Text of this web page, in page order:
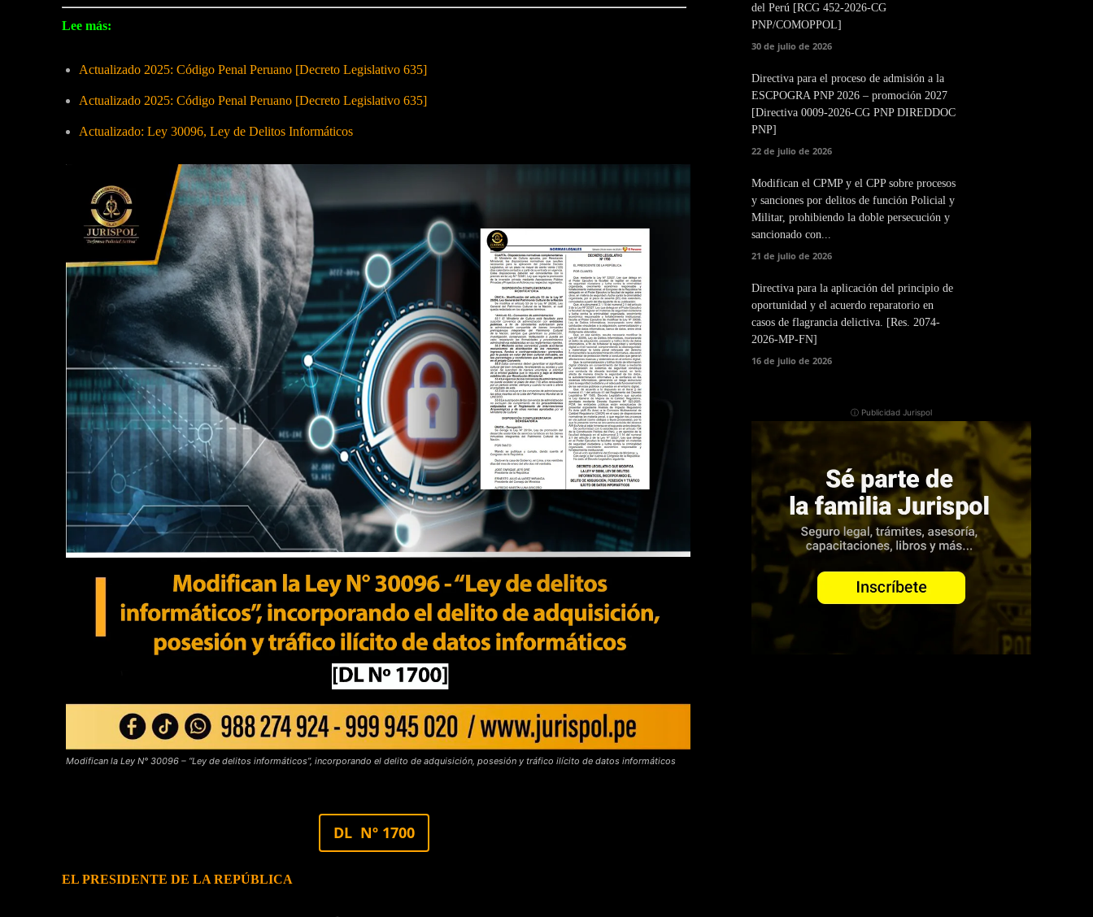
Lee más:
Actualizado 2025: Código Penal Peruano [Decreto Legislativo 635]
Actualizado 2025: Código Penal Peruano [Decreto Legislativo 635]
Actualizado: Ley 30096, Ley de Delitos Informáticos
Modifican la Ley N° 30096 – “Ley de delitos informáticos”, incorporando el delito de adquisición, posesión y tráfico ilícito de datos informáticos
DL Nº 1700
EL PRESIDENTE DE LA REPÚBLICA
del Perú [RCG 452-2026-CG
PNP/COMOPPOL]
30 de julio de 2026
Directiva para el proceso de admisión a la
ESCPOGRA PNP 2026 – promoción 2027
[Directiva 0009-2026-CG PNP DIREDDOC
PNP]
22 de julio de 2026
Modifican el CPMP y el CPP sobre procesos
y sanciones por delitos de función Policial y
Militar, prohibiendo la doble persecución y
sancionado con...
21 de julio de 2026
Directiva para la aplicación del principio de
oportunidad y el acuerdo reparatorio en
casos de flagrancia delictiva. [Res. 2074-
2026-MP-FN]
16 de julio de 2026
ⓘ Publicidad Jurispol